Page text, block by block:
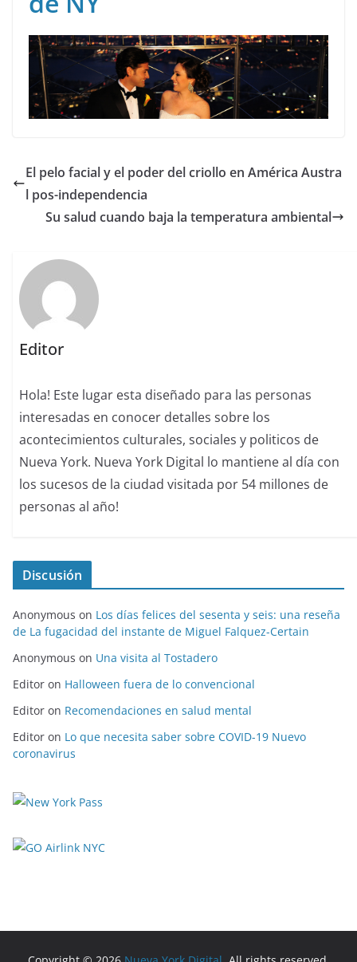
El pelo facial y el poder del criollo en América Austra
l pos-independencia
Su salud cuando baja la temperatura ambiental
Editor
Hola! Este lugar esta diseñado para las personas
interesadas en conocer detalles sobre los
acontecimientos culturales, sociales y politicos de
Nueva York. Nueva York Digital lo mantiene al día con
los sucesos de la ciudad visitada por 54 millones de
personas al año!
Discusión
Anonymous on Los días felices del sesenta y seis: una reseña
de La fugacidad del instante de Miguel Falquez-Certain
Anonymous on Una visita al Tostadero
Editor on Halloween fuera de lo convencional
Editor on Recomendaciones en salud mental
Editor on Lo que necesita saber sobre COVID-19 Nuevo
coronavirus